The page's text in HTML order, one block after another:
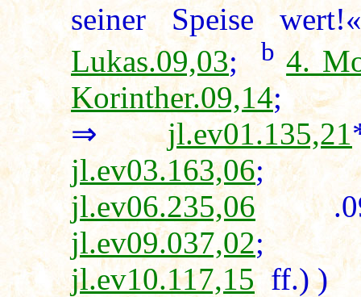
seiner Speise
Lukas.09,03;b 4.
Korinther.09,14
⇒jl.ev01.135,21
jl.ev03.163,06
jl.ev06.235,06
jl.ev09.037,02
jl.ev10.117,15ff.) )